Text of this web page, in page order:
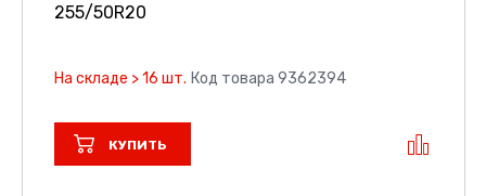
255/50R20
На складе > 16 шт. Код товара 9362394
КУПИТЬ